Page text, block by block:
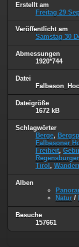
Erstellt am
Freitag 29
Veröffentlicht am
Samstag 30
Abmessungen
1920*744
Datei
Dateigröße
1672 kB
Schlagwörter
Berge,
Falbesoner
Freiheit,
Tirol ,
Alben
Natur /
Besuche
157661